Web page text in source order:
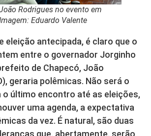
Rodrigues no evento em
Eduardo Valente
eleição antecipada, é claro que o
entre o governador Jorginho
de Chapecó, João
geraria polêmicas. Não será o
o último encontro até as eleições,
uma agenda, a expectativa
da vez. É natural, são duas